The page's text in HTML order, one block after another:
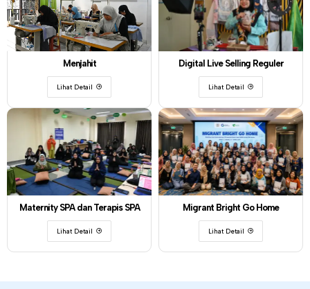
Menjahit
Lihat Detail
Digital Live Selling Reguler
Lihat Detail
Maternity SPA dan Terapis SPA
Lihat Detail
Migrant Bright Go Home
Lihat Detail